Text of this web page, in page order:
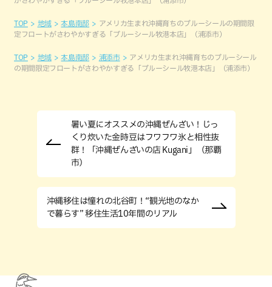
TOP 地域 本島南部
アメリカ生まれ沖縄育ちのブルーシールの期間限
定フロートがさわやかすぎる「ブルーシール牧港本店」（浦添市）
TOP 地域 本島南部 浦添市
アメリカ生まれ沖縄育ちのブルーシール
の期間限定フロートがさわやかすぎる「ブルーシール牧港本店」（浦添市）
暑い夏にオススメの沖縄ぜんざい！じっ
くり炊いた金時豆はフワフワ氷と相性抜
群！「沖縄ぜんざいの店 Kugani」（那覇
市）
沖縄移住は憧れの北谷町！“観光地のなか
で暮らす” 移住生活10年間のリアル